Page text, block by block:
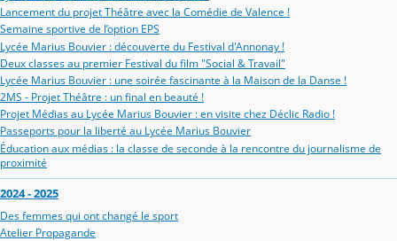
Lancement du projet Théâtre avec la Comédie de Valence !
Semaine sportive de l’option EPS
Lycée Marius Bouvier : découverte du Festival d'Annonay !
Deux classes au premier Festival du film "Social & Travail"
Lycée Marius Bouvier : une soirée fascinante à la Maison de la Danse !
2MS - Projet Théâtre : un final en beauté !
Projet Médias au Lycée Marius Bouvier : en visite chez Déclic Radio !
Passeports pour la liberté au Lycée Marius Bouvier
Éducation aux médias : la classe de seconde à la rencontre du journalisme de
proximité
2024 - 2025
Des femmes qui ont changé le sport
Atelier Propagande